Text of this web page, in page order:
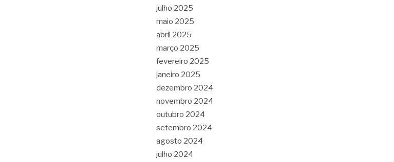
julho 2025
maio 2025
abril 2025
março 2025
fevereiro 2025
janeiro 2025
dezembro 2024
novembro 2024
outubro 2024
setembro 2024
agosto 2024
julho 2024